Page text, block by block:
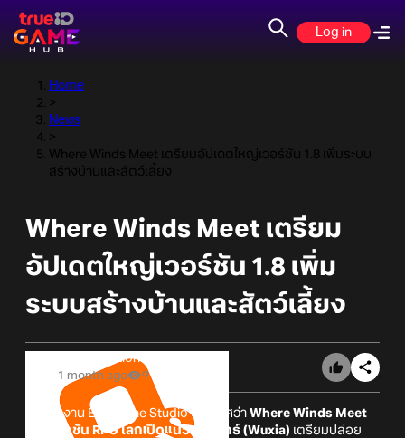
Log in
Home
>
News
>
Where Winds Meet เตรียมอัปเดตใหญ่เวอร์ชัน 1.8 เพิ่มระบบ
สร้างบ้านและสัตว์เลี้ยง
Where Winds Meet เตรียม
อัปเดตใหญ่เวอร์ชัน 1.8 เพิ่ม
ระบบสร้างบ้านและสัตว์เลี้ยง
Online Station
1 month ago
9
ทางทีมงาน Everstone Studio ประกาศว่า Where Winds Meet
เกมแอ็คชัน RPG โลกเปิดแนวจอมยุทธ์ (Wuxia) เตรียมปล่อย